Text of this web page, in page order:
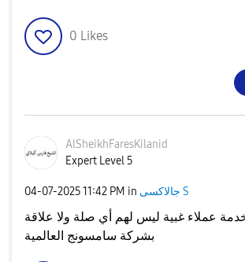
0 Likes
AlSheikhFaresKilanid
Expert Level 5
‎04-07-202511:42 PM in جالاكسى S
عملاء غبية ليس لهم أي صلة ولا علاقة
بشركة سامسونج العالمية